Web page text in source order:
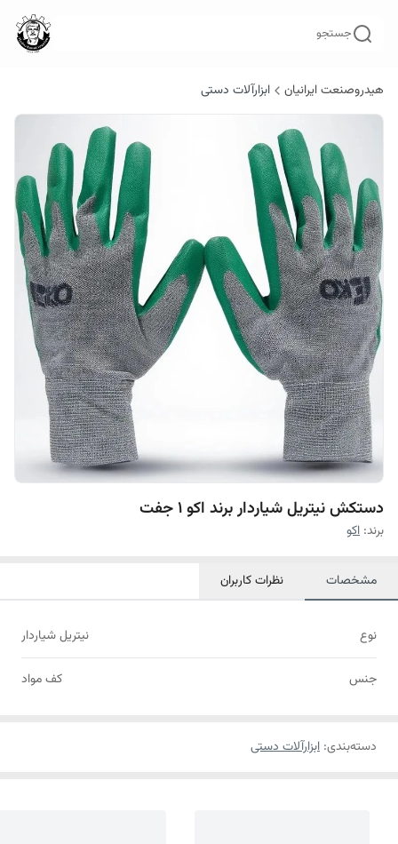
جستجو
هیدروصنعت ایرانیان ابزارآلات دستی
دستکش نیتریل شیاردار برند اکو 1 جفت
برند: اکو
مشخصات نظرات کاربران
نوع نیتریل شیاردار
جنس کف مواد
دسته‌بندی: ابزارآلات دستی